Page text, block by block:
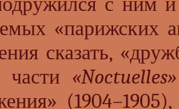
«парижских
сказать,
части «Noctuelles»
»